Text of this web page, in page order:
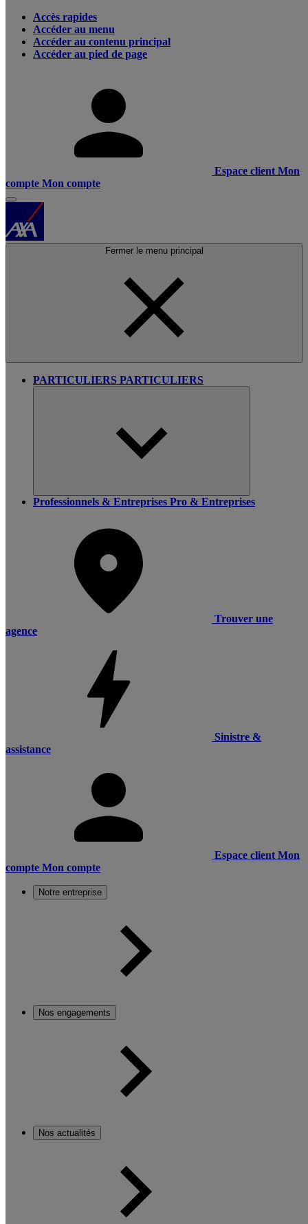
Accès rapides
Accéder au menu
Accéder au contenu principal
Accéder au pied de page
Espace client Mon
compte Mon compte
Fermer le menu principal
PARTICULIERS PARTICULIERS
Professionnels & Entreprises Pro & Entreprises
Trouver une
agence
Sinistre &
assistance
Espace client Mon
compte Mon compte
Notre entreprise
Nos engagements
Nos actualités